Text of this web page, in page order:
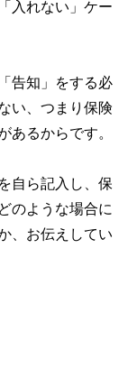
入れない」ケー
告知」をする必
い、つまり保険
あるからです。
自ら記入し、保
のような場合に
、お伝えしてい